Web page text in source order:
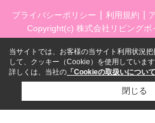
プライバシーポリシー 利用規約
Copyright(c) 株式会社リビングボ
当サイトでは、お客様の当サイト利用状況
して、クッキー（Cookie）を使用しています
詳しくは、当社の 「Cookieの取扱いについて
閉じる